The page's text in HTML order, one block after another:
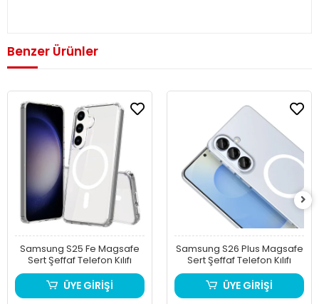
Benzer Ürünler
Samsung S25 Fe Magsafe
Sert Şeffaf Telefon Kılıfı
ÜYE GİRİŞİ
Samsung S26 Plus Magsafe
Sert Şeffaf Telefon Kılıfı
ÜYE GİRİŞİ